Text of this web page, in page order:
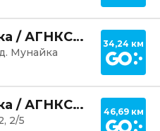
Авто Заправка / АГНКС РариТЭК
Мунайка
34,24 км
Авто Заправка / АГНКС МТЗ-Татарстан
2/5
46,69 км